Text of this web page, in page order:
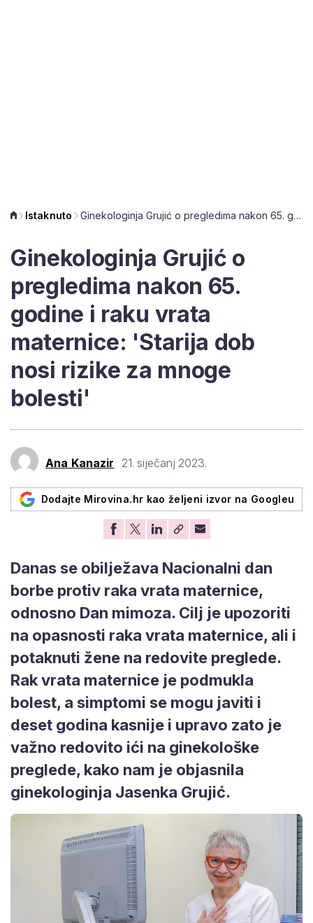
Istaknuto Ginekologinja Grujić o pregledima nakon 65. godine i raku vrata maternice: 'Starija dob nosi rizike za mnoge bolesti'
Ginekologinja Grujić o
pregledima nakon 65.
godine i raku vrata
maternice: 'Starija dob
nosi rizike za mnoge
bolesti'
Ana Kanazir 21. siječanj 2023.
Dodajte Mirovina.hr kao željeni izvor na Googleu
Danas se obilježava Nacionalni dan
borbe protiv raka vrata maternice,
odnosno Dan mimoza. Cilj je upozoriti
na opasnosti raka vrata maternice, ali i
potaknuti žene na redovite preglede.
Rak vrata maternice je podmukla
bolest, a simptomi se mogu javiti i
deset godina kasnije i upravo zato je
važno redovito ići na ginekološke
preglede, kako nam je objasnila
ginekologinja Jasenka Grujić.